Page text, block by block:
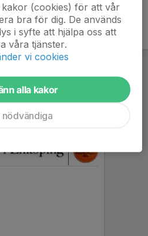
(cookies) för att vår
bra för dig. De används
i syfte att hjälpa oss att
våra tjänster.
vi cookies
alla kakor
nödvändiga